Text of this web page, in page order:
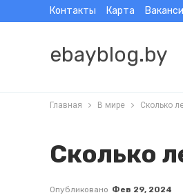
Контакты Карта
ebayblog.by
Главная В мире Сколько
Сколько
Опубликовано Фев 29, 2024